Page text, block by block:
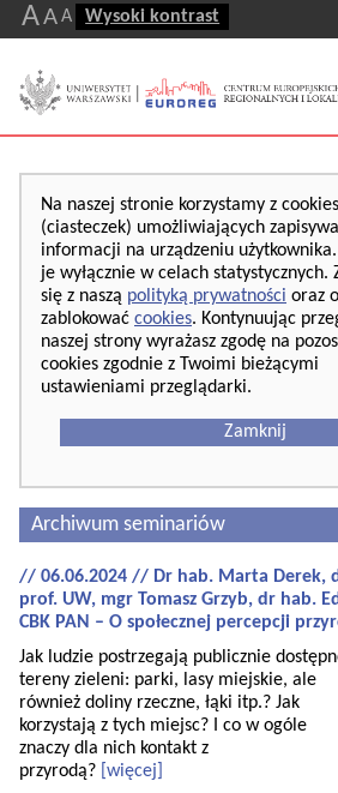
AA A Wysoki kontrast
Na naszej stronie korzystamy z cookies
(ciasteczek) umożliwiających
informacji na urządzeniu
je wyłącznie w celach statystycznych.
się z naszą polityką prywatności oraz
zablokować cookies. Kontynuując
naszej strony wyrażasz zgodę na
cookies zgodnie z Twoimi bieżącymi
ustawieniami przeglądarki.
Zamknij
Archiwum seminariów
// 06.06.2024 // Dr hab. Marta Derek,
prof. UW, mgr Tomasz Grzyb, dr hab.
CBK PAN – O społecznej percepcji
Jak ludzie postrzegają publicznie
tereny zieleni: parki, lasy miejskie, ale
również doliny rzeczne, łąki itp.? Jak
korzystają z tych miejsc? I co w ogóle
znaczy dla nich kontakt z
przyrodą? [więcej]